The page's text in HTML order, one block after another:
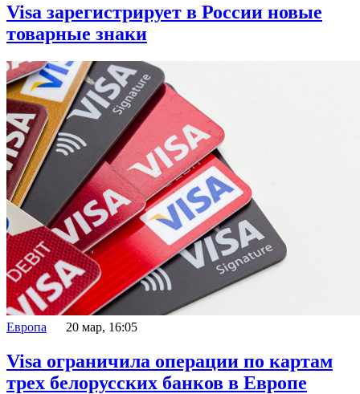
Visa зарегистрирует в России новые
товарные знаки
Европа 20 мар, 16:05
Visa ограничила операции по картам
трех белорусских банков в Европе